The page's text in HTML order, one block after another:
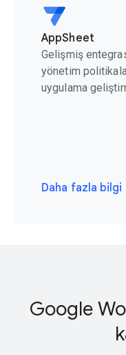
AppSheet
Gelişmiş
yönetim
uygulama
Daha fazla bilgi
Google